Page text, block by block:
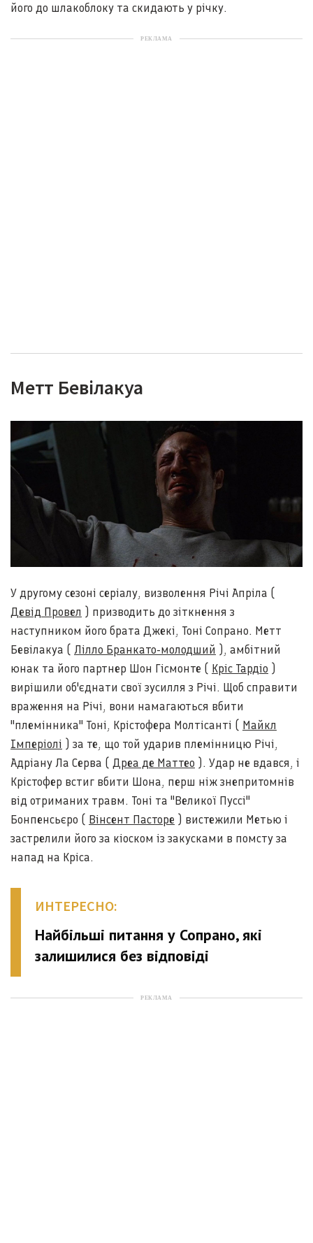
його до шлакоблоку та скидають у річку.
РЕКЛАМА
Метт Бевілакуа
У другому сезоні серіалу, визволення Річі Апріла (
Девід Провел ) призводить до зіткнення з
наступником його брата Джекі, Тоні Сопрано. Метт
Бевілакуа ( Лілло Бранкато-молодший ), амбітний
юнак та його партнер Шон Гісмонте ( Кріс Тардіо )
вирішили об'єднати свої зусилля з Річі. Щоб справити
враження на Річі, вони намагаються вбити
"племінника" Тоні, Крістофера Молтісанті ( Майкл
Імперіолі ) за те, що той ударив племінницю Річі,
Адріану Ла Серва ( Дреа де Маттео ). Удар не вдався, і
Крістофер встиг вбити Шона, перш ніж знепритомнів
від отриманих травм. Тоні та "Великої Пуссі"
Бонпенсьєро ( Вінсент Пасторе ) вистежили Метью і
застрелили його за кіоском із закусками в помсту за
напад на Кріса.
ИНТЕРЕСНО:
Найбільші питання у Сопрано, які
залишилися без відповіді
РЕКЛАМА